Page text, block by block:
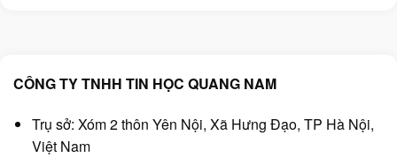
CÔNG TY TNHH TIN HỌC QUANG NAM
Trụ sở: Xóm 2 thôn Yên Nội, Xã Hưng Đạo, TP Hà Nội,
Việt Nam